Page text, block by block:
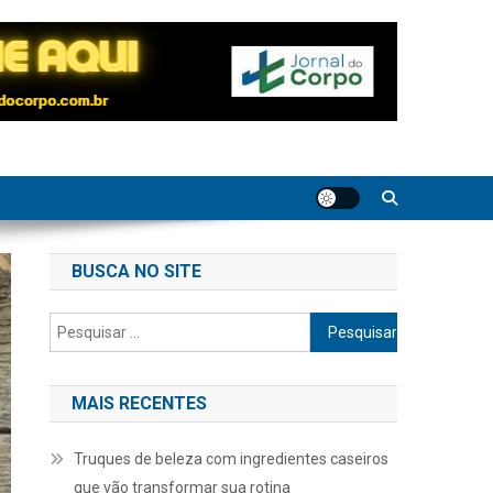
BUSCA NO SITE
Pesquisar
por:
MAIS RECENTES
Truques de beleza com ingredientes caseiros
que vão transformar sua rotina